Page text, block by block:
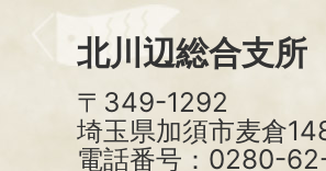
北川辺総合支所
〒349-1292
埼玉県加須市麦倉
電話番号：0280-62-